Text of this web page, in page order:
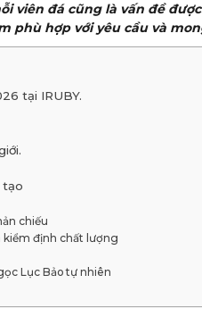
viên đá cũng là vấn đề
phù hợp với yêu cầu và
tại IRUBY.
tạo
chiếu
kiểm định chất lượng
Lục Bảo tự nhiên